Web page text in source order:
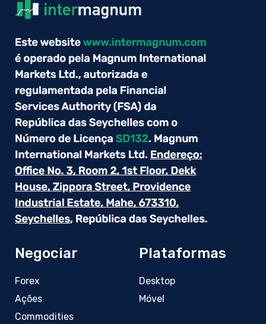
Negociar
Forex
Ações
Commodities
Plataformas
Desktop
Móvel